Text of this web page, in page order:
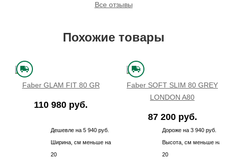
Все отзывы
Похожие товары
Faber GLAM FIT 80 GR
110 980 руб.
Дешевле на 5 940 руб.
Ширина, см меньше на
20
Faber SOFT SLIM 80 GREY
LONDON A80
87 200 руб.
Дороже на 3 940 руб.
Высота, см меньше на
20